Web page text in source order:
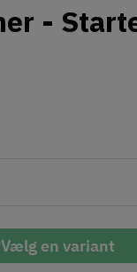
-
Vælg en variant